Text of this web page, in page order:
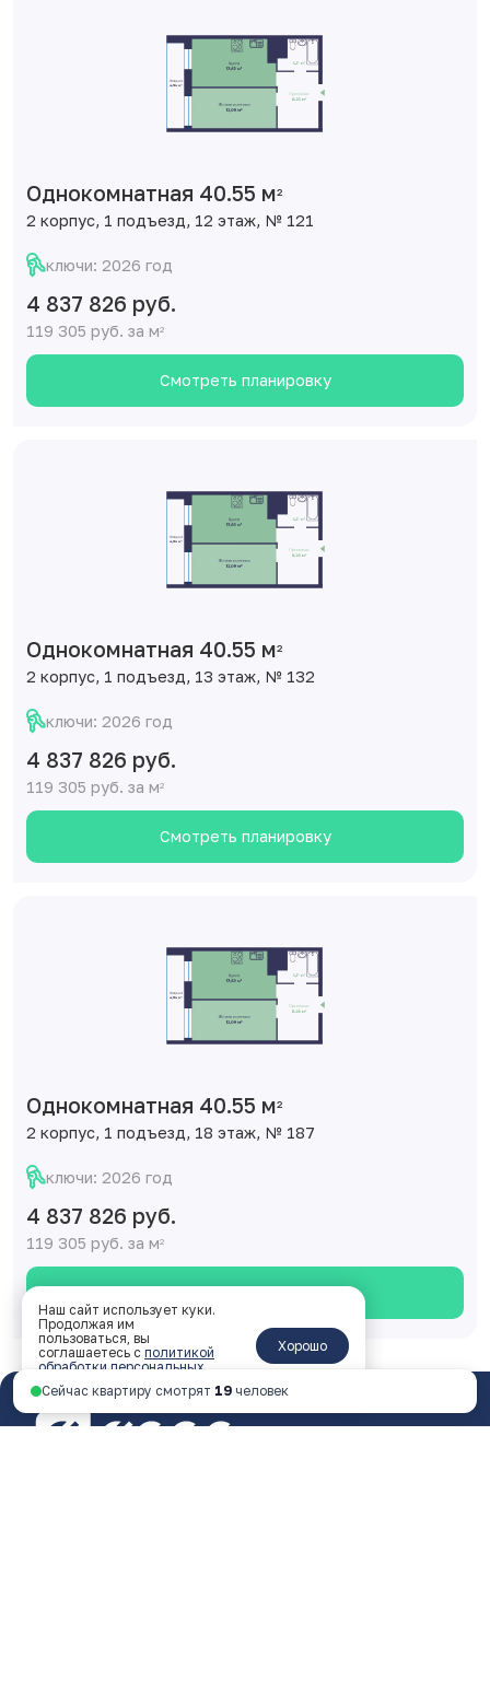
Однокомнатная 40.55 м2
2 корпус, 1 подъезд, 12 этаж, № 121
ключи: 2026 год
4 837 826 руб.
119 305 руб. за м2
Смотреть планировку
Однокомнатная 40.55 м2
2 корпус, 1 подъезд, 13 этаж, № 132
ключи: 2026 год
4 837 826 руб.
119 305 руб. за м2
Смотреть планировку
Однокомнатная 40.55 м2
2 корпус, 1 подъезд, 18 этаж, № 187
ключи: 2026 год
4 837 826 руб.
119 305 руб. за м2
Смотреть планировку
Сейчас квартиру смотрят 19 человек
Наш сайт использует куки.
Продолжая им
пользоваться, вы
соглашаетесь с политикой
обработки персональных
данных
Хорошо